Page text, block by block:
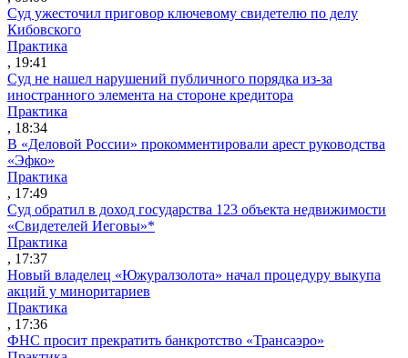
Суд ужесточил приговор ключевому свидетелю по делу
Кибовского
Практика
, 19:41
Суд не нашел нарушений публичного порядка из-за
иностранного элемента на стороне кредитора
Практика
, 18:34
В «Деловой России» прокомментировали арест руководства
«Эфко»
Практика
, 17:49
Суд обратил в доход государства 123 объекта недвижимости
«Свидетелей Иеговы»*
Практика
, 17:37
Новый владелец «Южуралзолота» начал процедуру выкупа
акций у миноритариев
Практика
, 17:36
ФНС просит прекратить банкротство «Трансаэро»